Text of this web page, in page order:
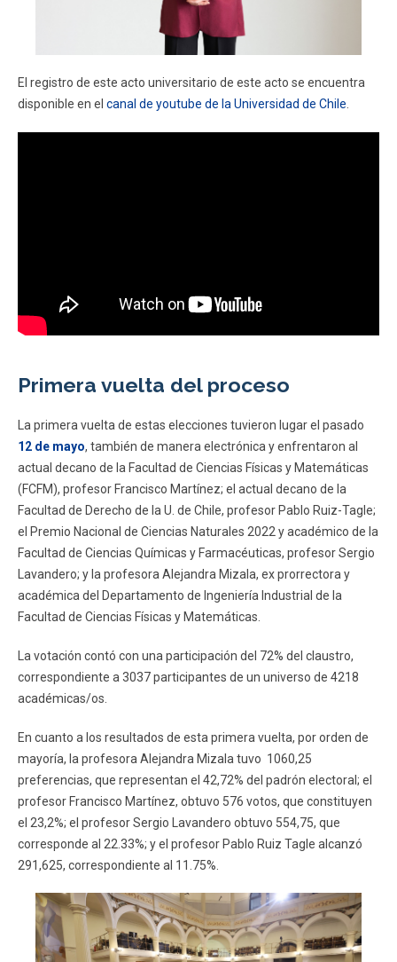
El registro de este acto universitario de este acto se encuentra
disponible en el canal de youtube de la Universidad de Chile.
Primera vuelta del proceso
La primera vuelta de estas elecciones tuvieron lugar el pasado
12 de mayo, también de manera electrónica y enfrentaron al
actual decano de la Facultad de Ciencias Físicas y Matemáticas
(FCFM), profesor Francisco Martínez; el actual decano de la
Facultad de Derecho de la U. de Chile, profesor Pablo Ruiz-Tagle;
el Premio Nacional de Ciencias Naturales 2022 y académico de la
Facultad de Ciencias Químicas y Farmacéuticas, profesor Sergio
Lavandero; y la profesora Alejandra Mizala, ex prorrectora y
académica del Departamento de Ingeniería Industrial de la
Facultad de Ciencias Físicas y Matemáticas.
La votación contó con una participación del 72% del claustro,
correspondiente a 3037 participantes de un universo de 4218
académicas/os.
En cuanto a los resultados de esta primera vuelta, por orden de
mayoría, la profesora Alejandra Mizala tuvo 1060,25
preferencias, que representan el 42,72% del padrón electoral; el
profesor Francisco Martínez, obtuvo 576 votos, que constituyen
el 23,2%; el profesor Sergio Lavandero obtuvo 554,75, que
corresponde al 22.33%; y el profesor Pablo Ruiz Tagle alcanzó
291,625, correspondiente al 11.75%.